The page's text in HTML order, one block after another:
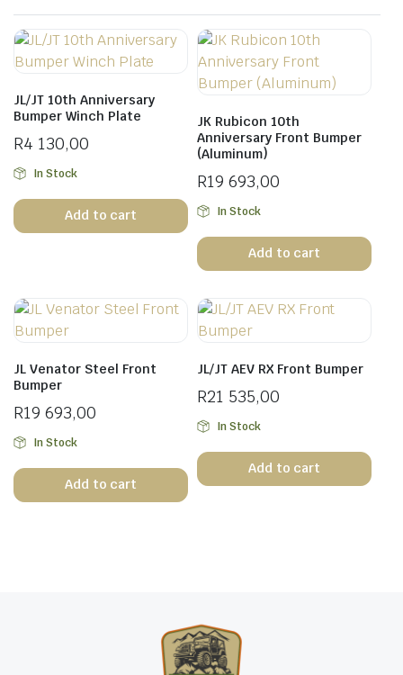
JL/JT 10th Anniversary
Bumper Winch Plate
R4 130,00
In Stock
Add to cart
JK Rubicon 10th
Anniversary Front Bumper
(Aluminum)
R19 693,00
In Stock
Add to cart
JL Venator Steel Front
Bumper
R19 693,00
In Stock
Add to cart
JL/JT AEV RX Front Bumper
R21 535,00
In Stock
Add to cart